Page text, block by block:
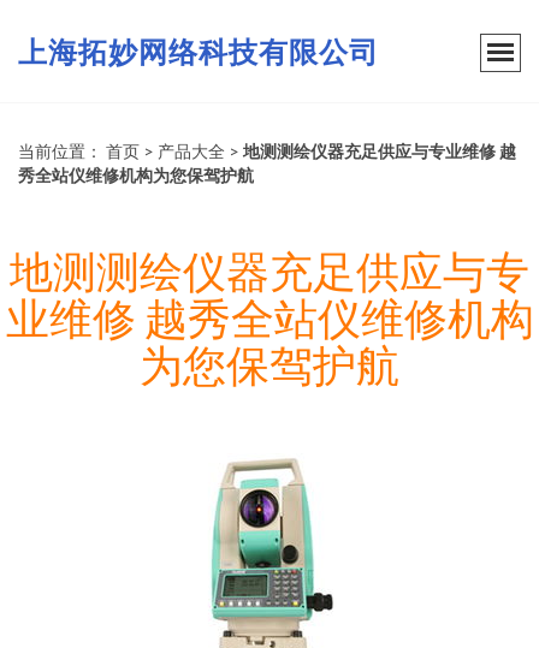
上海拓妙网络科技有限公司
当前位置： 首页 > 产品大全 > 地测测绘仪器充足供应与专业维修 越
秀全站仪维修机构为您保驾护航
地测测绘仪器充足供应与专
业维修 越秀全站仪维修机构
为您保驾护航